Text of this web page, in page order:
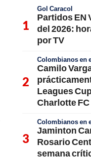
Gol Caracol
Partidos EN
del 2026:
por TV
Colombianos en
Camilo
Leagues
Charlotte FC
Colombianos en
Jaminton
Rosario
semana